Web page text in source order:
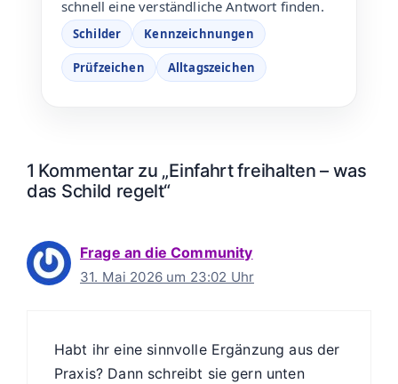
schnell eine verständliche Antwort finden.
Schilder Kennzeichnungen
Prüfzeichen Alltagszeichen
1 Kommentar zu „Einfahrt freihalten – was
das Schild regelt“
Frage an die Community
31. Mai 2026 um 23:02 Uhr
Habt ihr eine sinnvolle Ergänzung aus der
Praxis? Dann schreibt sie gern unten